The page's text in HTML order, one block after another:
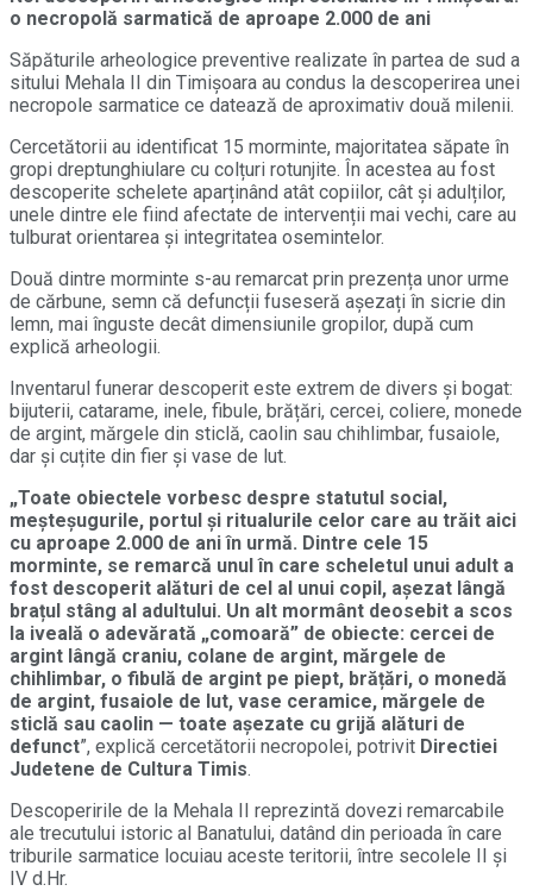
o necropolă sarmatică de aproape 2.000 de ani
Săpăturile arheologice preventive realizate în partea de sud a
sitului Mehala II din Timișoara au condus la descoperirea unei
necropole sarmatice ce datează de aproximativ două milenii.
Cercetătorii au identificat 15 morminte, majoritatea săpate în
gropi dreptunghiulare cu colțuri rotunjite. În acestea au fost
descoperite schelete aparținând atât copiilor, cât și adulților,
unele dintre ele fiind afectate de intervenții mai vechi, care au
tulburat orientarea și integritatea osemintelor.
Două dintre morminte s-au remarcat prin prezența unor urme
de cărbune, semn că defuncții fuseseră așezați în sicrie din
lemn, mai înguste decât dimensiunile gropilor, după cum
explică arheologii.
Inventarul funerar descoperit este extrem de divers și bogat:
bijuterii, catarame, inele, fibule, brățări, cercei, coliere, monede
de argint, mărgele din sticlă, caolin sau chihlimbar, fusaiole,
dar și cuțite din fier și vase de lut.
„Toate obiectele vorbesc despre statutul social,
meșteșugurile, portul și ritualurile celor care au trăit aici
cu aproape 2.000 de ani în urmă. Dintre cele 15
morminte, se remarcă unul în care scheletul unui adult a
fost descoperit alături de cel al unui copil, așezat lângă
brațul stâng al adultului. Un alt mormânt deosebit a scos
la iveală o adevărată „comoară” de obiecte: cercei de
argint lângă craniu, colane de argint, mărgele de
chihlimbar, o fibulă de argint pe piept, brățări, o monedă
de argint, fusaiole de lut, vase ceramice, mărgele de
sticlă sau caolin — toate așezate cu grijă alături de
defunct”, explică cercetătorii necropolei, potrivit Directiei
Judetene de Cultura Timis.
Descoperirile de la Mehala II reprezintă dovezi remarcabile
ale trecutului istoric al Banatului, datând din perioada în care
triburile sarmatice locuiau aceste teritorii, între secolele II și
IV d.Hr.